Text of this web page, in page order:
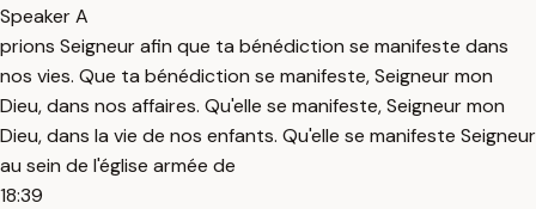
Speaker A
prions Seigneur afin que ta bénédiction se manifeste dans
nos vies. Que ta bénédiction se manifeste, Seigneur mon
Dieu, dans nos affaires. Qu'elle se manifeste, Seigneur mon
Dieu, dans la vie de nos enfants. Qu'elle se manifeste Seigneur
au sein de l'église armée de
18:39